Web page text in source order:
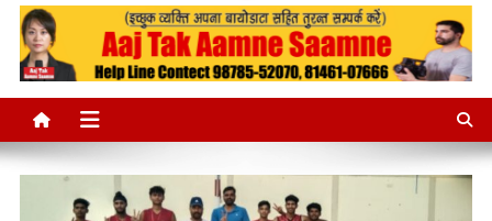
Aaj Tak Aamne Saamne.com